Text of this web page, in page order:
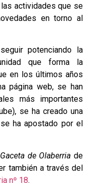
actividades que se
en torno al
potenciando la
que forma la
en los últimos años
página web, se han
más importantes
se ha creado una
ha apostado por el
de Olaberria de
también a través del
nº 18.